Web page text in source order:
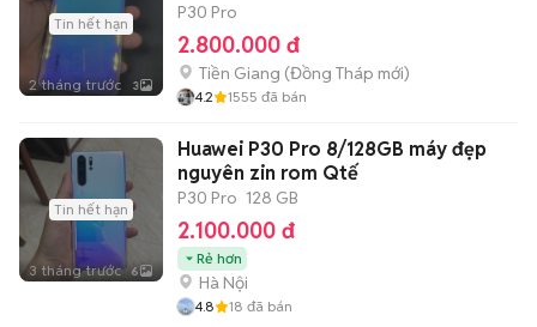
Tin hết hạn
2 tháng trước 3
P30 Pro
2.800.000 đ
Tiền Giang (Đồng Tháp mới)
4.2 1555 đã bán
Tin hết hạn
3 tháng trước 6
Huawei P30 Pro 8/128GB máy đẹp
nguyên zin rom Qtế
P30 Pro 128 GB
2.100.000 đ
Rẻ hơn
Hà Nội
4.8 18 đã bán